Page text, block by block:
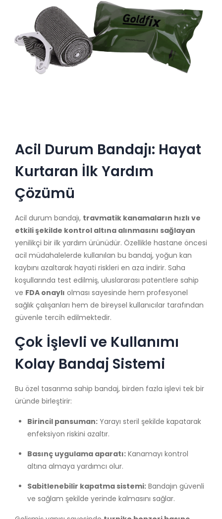
Acil Durum Bandajı: Hayat
Kurtaran İlk Yardım
Çözümü
Acil durum bandajı, travmatik kanamaların hızlı ve
etkili şekilde kontrol altına alınmasını sağlayan
yenilikçi bir ilk yardım ürünüdür. Özellikle hastane öncesi
acil müdahalelerde kullanılan bu bandaj, yoğun kan
kaybını azaltarak hayati riskleri en aza indirir. Saha
koşullarında test edilmiş, uluslararası patentlere sahip
ve FDA onaylı olması sayesinde hem profesyonel
sağlık çalışanları hem de bireysel kullanıcılar tarafından
güvenle tercih edilmektedir.
Çok İşlevli ve Kullanımı
Kolay Bandaj Sistemi
Bu özel tasarıma sahip bandaj, birden fazla işlevi tek bir
üründe birleştirir:
Birincil pansuman: Yarayı steril şekilde kapatarak
enfeksiyon riskini azaltır.
Basınç uygulama aparatı: Kanamayı kontrol
altına almaya yardımcı olur.
Sabitlenebilir kapatma sistemi: Bandajın güvenli
ve sağlam şekilde yerinde kalmasını sağlar.